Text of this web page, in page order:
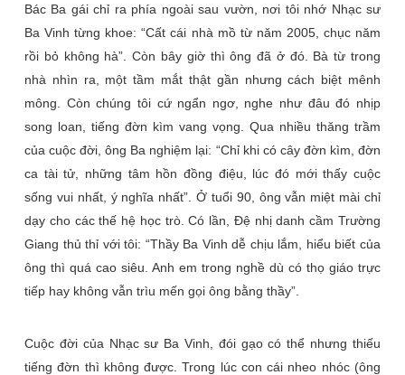
Bác Ba gái chỉ ra phía ngoài sau vườn, nơi tôi nhớ Nhạc sư
Ba Vinh từng khoe: “Cất cái nhà mồ từ năm 2005, chục năm
rồi bỏ không hà”. Còn bây giờ thì ông đã ở đó. Bà từ trong
nhà nhìn ra, một tầm mắt thật gần nhưng cách biệt mênh
mông. Còn chúng tôi cứ ngẩn ngơ, nghe như đâu đó nhịp
song loan, tiếng đờn kìm vang vọng. Qua nhiều thăng trầm
của cuộc đời, ông Ba nghiệm lại: “Chỉ khi có cây đờn kìm, đờn
ca tài tử, những tâm hồn đồng điệu, lúc đó mới thấy cuộc
sống vui nhất, ý nghĩa nhất”. Ở tuổi 90, ông vẫn miệt mài chỉ
dạy cho các thế hệ học trò. Có lần, Đệ nhị danh cầm Trường
Giang thủ thỉ với tôi: “Thầy Ba Vinh dễ chịu lắm, hiểu biết của
ông thì quá cao siêu. Anh em trong nghề dù có thọ giáo trực
tiếp hay không vẫn trìu mến gọi ông bằng thầy”.
Cuộc đời của Nhạc sư Ba Vinh, đói gạo có thể nhưng thiếu
tiếng đờn thì không được. Trong lúc con cái nheo nhóc (ông